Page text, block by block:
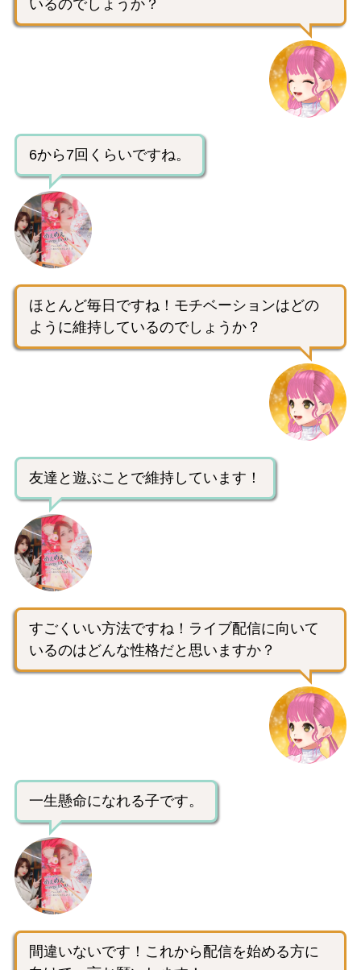
いるのでしょうか？
6から7回くらいですね。
ほとんど毎日ですね！モチベーションはどの
ように維持しているのでしょうか？
友達と遊ぶことで維持しています！
すごくいい方法ですね！ライブ配信に向いて
いるのはどんな性格だと思いますか？
一生懸命になれる子です。
間違いないです！これから配信を始める方に